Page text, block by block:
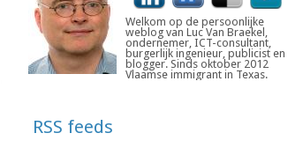
Welkom op de persoonlijke
weblog van Luc Van Braekel,
ondernemer, ICT-consultant,
burgerlijk ingenieur, publicist en
blogger. Sinds oktober 2012
Vlaamse immigrant in Texas.
RSS feeds